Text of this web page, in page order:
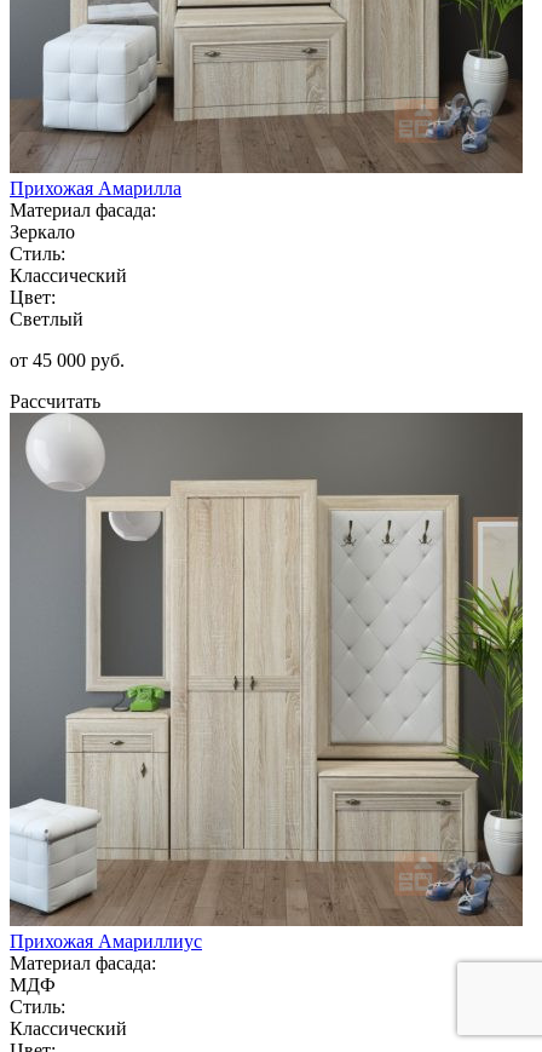
Прихожая Амарилла
Материал фасада:
Зеркало
Стиль:
Классический
Цвет:
Светлый
от 45 000 руб.
Рассчитать
Прихожая Амариллиус
Материал фасада:
МДФ
Стиль:
Классический